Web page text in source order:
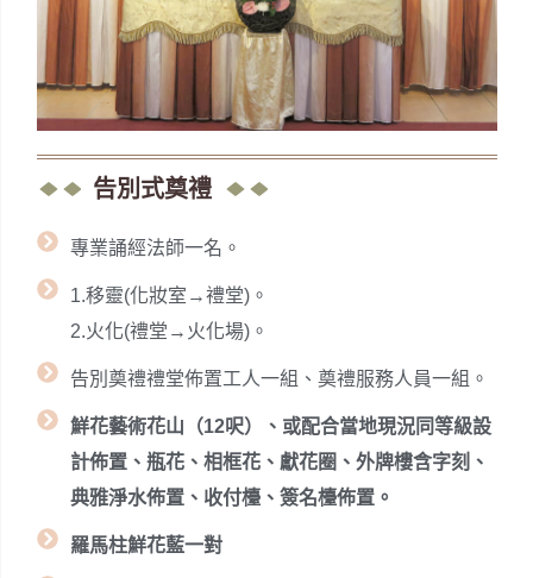
告別式奠禮
專業誦經法師一名。
1.移靈(化妝室→禮堂)。
2.火化(禮堂→火化場)。
告別奠禮禮堂佈置工人一組、奠禮服務人員一組。
鮮花藝術花山（12呎）、或配合當地現況同等級設
計佈置、瓶花、相框花、獻花圈、外牌樓含字刻、
典雅淨水佈置、收付檯、簽名檯佈置。
羅馬柱鮮花藍一對